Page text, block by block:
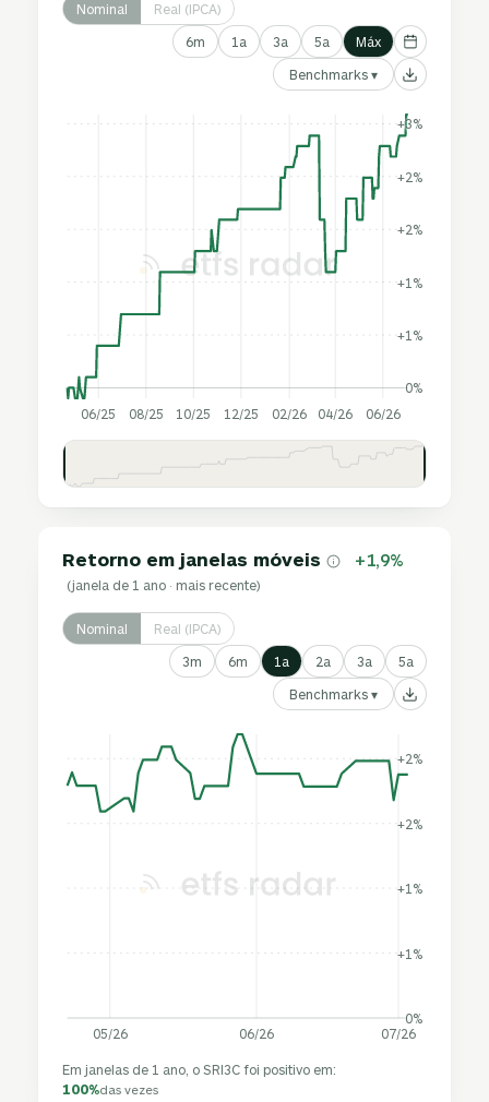
Nominal Real (IPCA)
6m 1a 3a 5a Máx
Benchmarks ▾
0%
+1%
+1%
+2%
+2%
+3%
06/25 08/25 10/25 12/25 02/26 04/26 06/26
Retorno em janelas móveis +1,9%
(janela de 1 ano · mais recente)
Nominal Real (IPCA)
3m 6m 1a 2a 3a 5a
Benchmarks ▾
0%
+1%
+1%
+2%
+2%
05/26 06/26 07/26
Em janelas de 1 ano, o SRI3C foi positivo em:
100%das vezes